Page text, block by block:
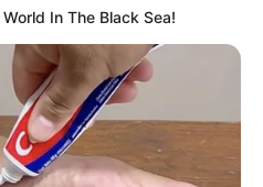
In The Black Sea!